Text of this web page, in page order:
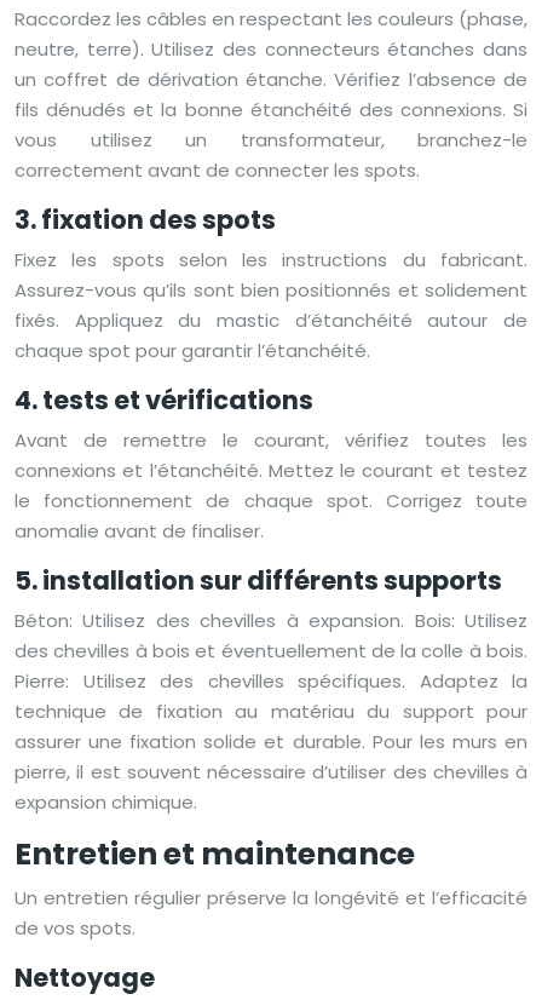
Raccordez les câbles en respectant les couleurs (phase,
neutre, terre). Utilisez des connecteurs étanches dans
un coffret de dérivation étanche. Vérifiez l’absence de
fils dénudés et la bonne étanchéité des connexions. Si
vous utilisez un transformateur, branchez-le
correctement avant de connecter les spots.
3. fixation des spots
Fixez les spots selon les instructions du fabricant.
Assurez-vous qu’ils sont bien positionnés et solidement
fixés. Appliquez du mastic d’étanchéité autour de
chaque spot pour garantir l’étanchéité.
4. tests et vérifications
Avant de remettre le courant, vérifiez toutes les
connexions et l’étanchéité. Mettez le courant et testez
le fonctionnement de chaque spot. Corrigez toute
anomalie avant de finaliser.
5. installation sur différents supports
Béton: Utilisez des chevilles à expansion. Bois: Utilisez
des chevilles à bois et éventuellement de la colle à bois.
Pierre: Utilisez des chevilles spécifiques. Adaptez la
technique de fixation au matériau du support pour
assurer une fixation solide et durable. Pour les murs en
pierre, il est souvent nécessaire d’utiliser des chevilles à
expansion chimique.
Entretien et maintenance
Un entretien régulier préserve la longévité et l’efficacité
de vos spots.
Nettoyage